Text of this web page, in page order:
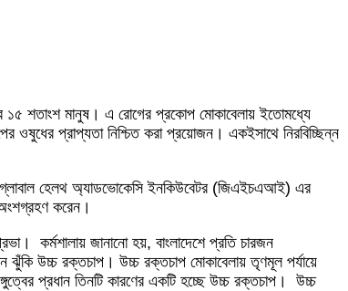
১৫ শতাংশ মানুষ। এ রোগের প্রকোপ মোকাবেলায় ইতোমধ্যে
ওষুধের প্রাপ্যতা নিশ্চিত করা প্রয়োজন। একইসাথে নিরবিচ্ছিন্ন
গ্লোবাল হেলথ অ্যাডভোকেসি ইনকিউবেটর (জিএইচএআই) এর
অংশগ্রহণ করেন।
কর্মশালায় জানানো হয়, বাংলাদেশে প্রতি চারজন
উচ্চ রক্তচাপ। উচ্চ রক্তচাপ মোকাবেলায় তৃণমূল পর্যায়ে
প্রধান তিনটি কারণের একটি হচ্ছে উচ্চ রক্তচাপ। উচ্চ